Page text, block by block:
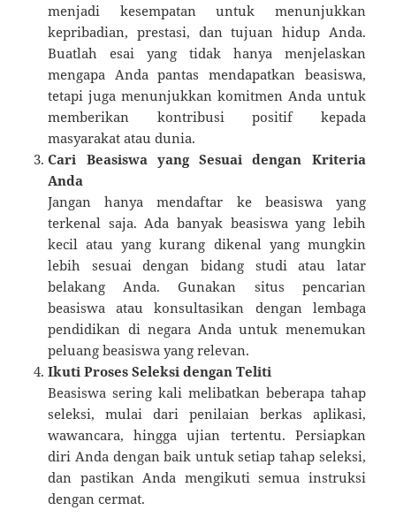
menjadi kesempatan untuk menunjukkan
kepribadian, prestasi, dan tujuan hidup Anda.
Buatlah esai yang tidak hanya menjelaskan
mengapa Anda pantas mendapatkan beasiswa,
tetapi juga menunjukkan komitmen Anda untuk
memberikan kontribusi positif kepada
masyarakat atau dunia.
Cari Beasiswa yang Sesuai dengan Kriteria
Anda
Jangan hanya mendaftar ke beasiswa yang
terkenal saja. Ada banyak beasiswa yang lebih
kecil atau yang kurang dikenal yang mungkin
lebih sesuai dengan bidang studi atau latar
belakang Anda. Gunakan situs pencarian
beasiswa atau konsultasikan dengan lembaga
pendidikan di negara Anda untuk menemukan
peluang beasiswa yang relevan.
Ikuti Proses Seleksi dengan Teliti
Beasiswa sering kali melibatkan beberapa tahap
seleksi, mulai dari penilaian berkas aplikasi,
wawancara, hingga ujian tertentu. Persiapkan
diri Anda dengan baik untuk setiap tahap seleksi,
dan pastikan Anda mengikuti semua instruksi
dengan cermat.